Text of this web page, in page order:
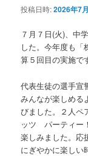
投稿日時:2026年7
７月７日(火)、中
した。今年度も「
算５回目の実施で
代表生徒の選手宣
みんなが楽しめる
びました。２人ペ
ッツ パーティー
楽しみました。応
にぎやかに楽しい